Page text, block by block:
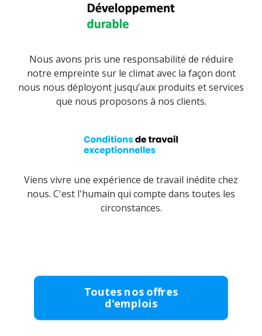
Nous avons pris une responsabilité de réduire
notre empreinte sur le climat avec la façon dont
nous nous déployont jusqu’aux produits et services
que nous proposons à nos clients.
Viens vivre une expérience de travail inédite chez
nous. C'est l'humain qui compte dans toutes les
circonstances.
Toutes nos offres
d'emplois